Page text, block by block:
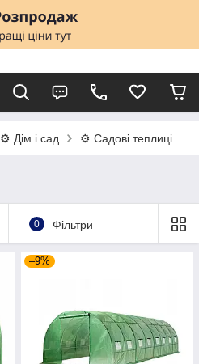
⚙️ Дім і сад ⚙️ Садові теплиці
0 Фільтри
–9%